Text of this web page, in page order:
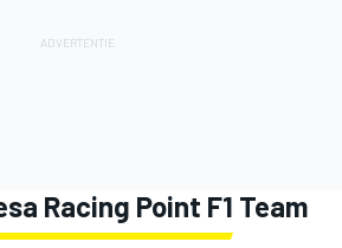
Racing Point F1 Team